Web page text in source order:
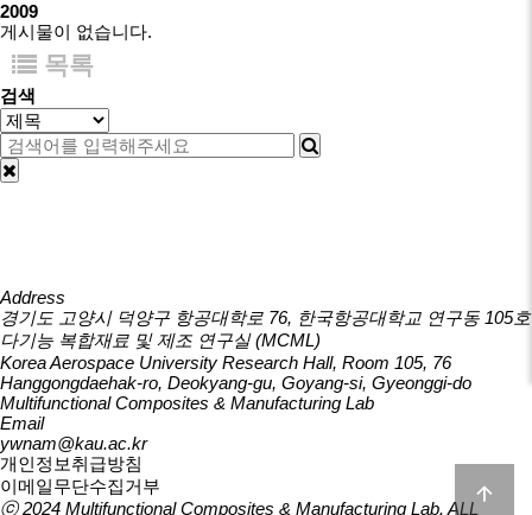
2009
게시물이 없습니다.
목록
검색
Address
경기도 고양시 덕양구 항공대학로 76, 한국항공대학교 연구동 105호
다기능 복합재료 및 제조 연구실 (MCML)
Korea Aerospace University Research Hall, Room 105, 76
Hanggongdaehak-ro, Deokyang-gu, Goyang-si, Gyeonggi-do
Multifunctional Composites & Manufacturing Lab
Email
ywnam@kau.ac.kr
개인정보취급방침
이메일무단수집거부
ⓒ 2024 Multifunctional Composites & Manufacturing Lab. ALL